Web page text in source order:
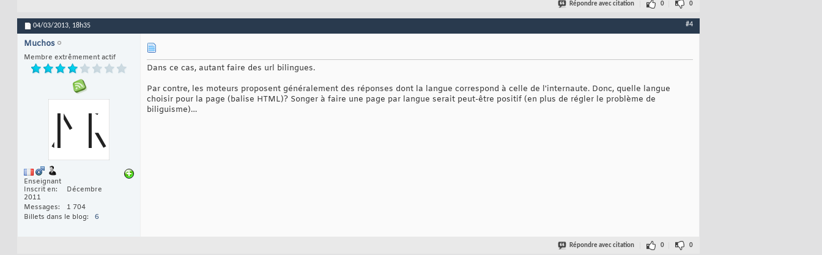
Répondre avec citation 0 0
04/03/2013, 18h35 #4
Muchos
Membre extrêmement actif
Enseignant
Inscrit en
Décembre
2011
Messages
1 704
Billets dans le blog
6
Dans ce cas, autant faire des url bilingues.
Par contre, les moteurs proposent généralement des réponses dont la langue correspond à celle de l'internaute. Donc, quelle langue
choisir pour la page (balise HTML)? Songer à faire une page par langue serait peut-être positif (en plus de régler le problème de
biliguisme)…
Répondre avec citation 0 0